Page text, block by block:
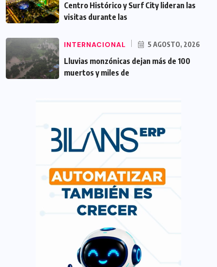
Centro Histórico y Surf City lideran las
visitas durante las
INTERNACIONAL 5 AGOSTO, 2026
Lluvias monzónicas dejan más de 100
muertos y miles de